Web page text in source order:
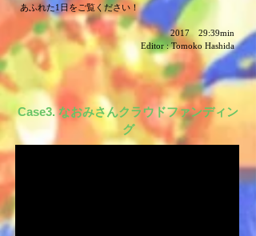
あふれた1日をご覧ください！
2017 29:39min
Editor : Tomoko Hashida
​Case3. なおみさんクラウドファンディン
グ